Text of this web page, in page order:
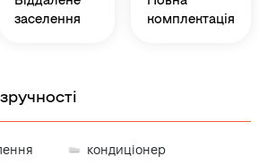
заселення
комплектація
кондиціонер